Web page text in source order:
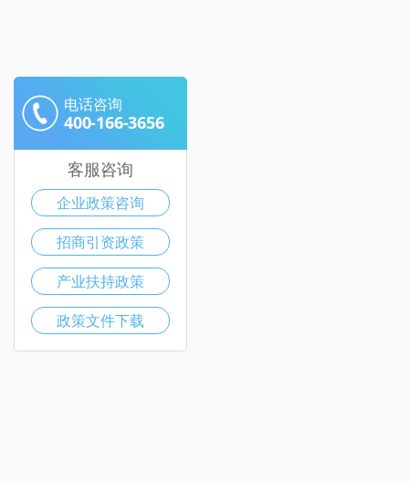
电话咨询
400-166-3656
客服咨询
企业政策咨询
招商引资政策
产业扶持政策
政策文件下载